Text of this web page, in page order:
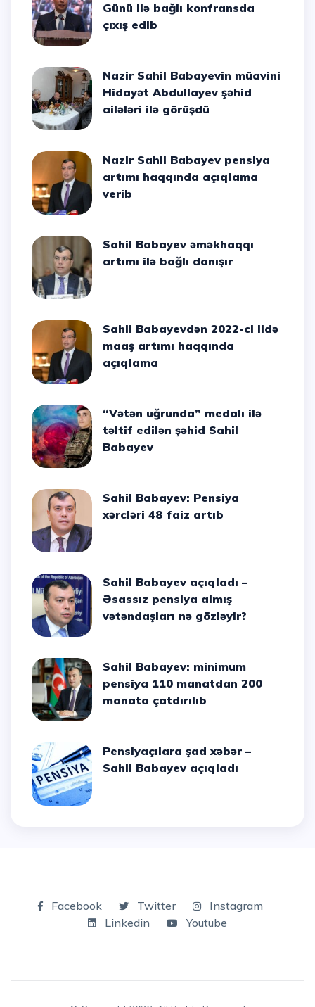
Günü ilə bağlı konfransda
çıxış edib
Nazir Sahil Babayevin müavini
Hidayət Abdullayev şəhid
ailələri ilə görüşdü
Nazir Sahil Babayev pensiya
artımı haqqında açıqlama
verib
Sahil Babayev əməkhaqqı
artımı ilə bağlı danışır
Sahil Babayevdən 2022-ci ildə
maaş artımı haqqında
açıqlama
“Vətən uğrunda” medalı ilə
təltif edilən şəhid Sahil
Babayev
Sahil Babayev: Pensiya
xərcləri 48 faiz artıb
Sahil Babayev açıqladı –
Əsassız pensiya almış
vətəndaşları nə gözləyir?
Sahil Babayev: minimum
pensiya 110 manatdan 200
manata çatdırılıb
Pensiyaçılara şad xəbər –
Sahil Babayev açıqladı
Facebook Twitter
Instagram
Linkedin
Youtube